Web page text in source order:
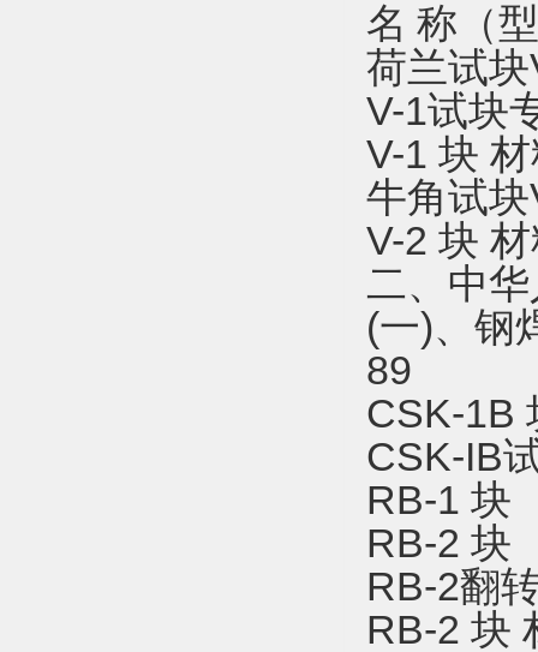
名 称（
荷兰试块
V-1试块
V-1 块
牛角试块
V-2 块
二、中
(一)、钢
89
CSK-1B
CSK-IB
RB-1 块
RB-2 块
RB-2翻
RB-2 块